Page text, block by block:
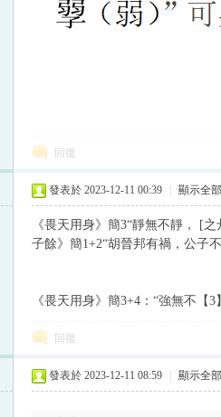
回復
發表於 2023-12-11 00:39 顯示全
《畏天用身》簡3“靜無不靜， [
子餘》簡1+2“胡晉邦有禍，公子
《畏天用身》簡3+4：“強無不【
回復
發表於 2023-12-11 08:59 顯示全